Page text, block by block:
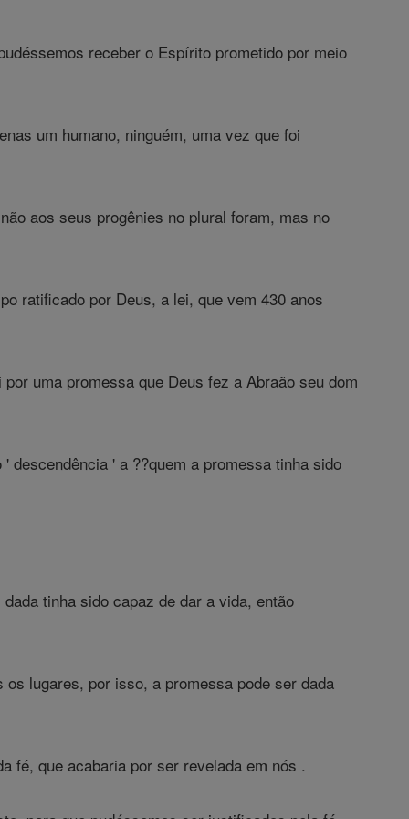
receber o Espírito prometido por meio
um humano, ninguém, uma vez que foi
aos seus progênies no plural foram, mas no
ratificado por Deus, a lei, que vem 430 anos
uma promessa que Deus fez a Abraão seu dom
' a ??quem a promessa tinha sido
tinha sido capaz de dar a vida, então
lugares, por isso, a promessa pode ser dada
fé, que acabaria por ser revelada em nós .